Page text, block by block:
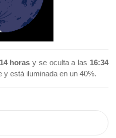
horas y se oculta a las 16:34
y está iluminada en un 40%.